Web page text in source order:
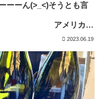
ーーん(>_<)そうとも言
メリカ
2023.06.19